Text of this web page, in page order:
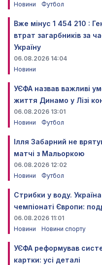
Новини
Футбол
Вже мінус 1 454 210 :
втрат загарбників за
Україну
06.08.2026 14:04
Новини
УЄФА назвав важливі
життя Динамо у Лізі
06.08.2026 13:01
Новини
Футбол
Ілля Забарний не
матчі з Мальоркою
06.08.2026 12:02
Новини
Футбол
Стрибки у воду.
чемпіонаті Європи:
06.08.2026 11:01
Новини
Новини спорту
УЄФА реформував
картки: усі деталі